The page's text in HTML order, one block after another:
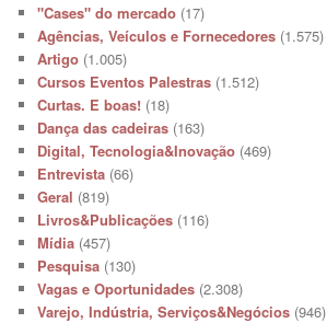
"Cases" do mercado (17)
Agências, Veículos e Fornecedores (1.575)
Artigo (1.005)
Cursos Eventos Palestras (1.512)
Curtas. E boas! (18)
Dança das cadeiras (163)
Digital, Tecnologia&Inovação (469)
Entrevista (66)
Geral (819)
Livros&Publicações (116)
Mídia (457)
Pesquisa (130)
Vagas e Oportunidades (2.308)
Varejo, Indústria, Serviços&Negócios (946)